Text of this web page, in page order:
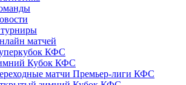
матчей
КФС
Кубок КФС
матчи Премьер-лиги КФС